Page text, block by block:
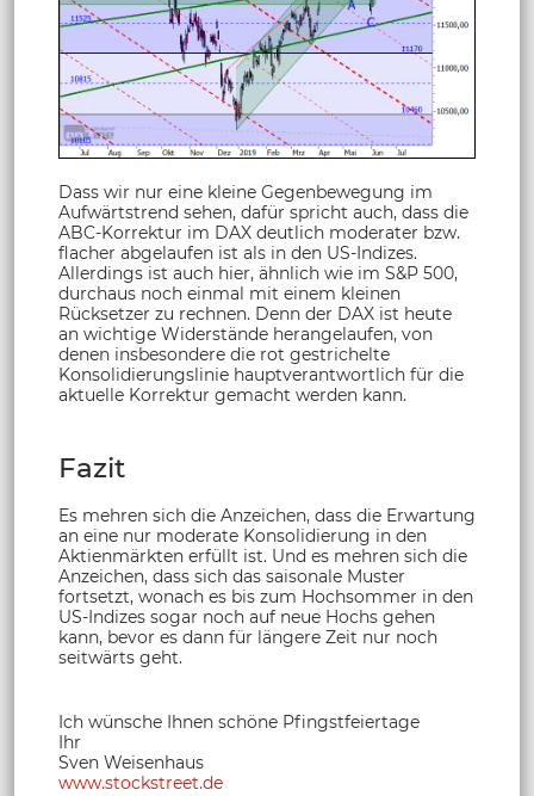
Dass wir nur eine kleine Gegenbewegung im
Aufwärtstrend sehen, dafür spricht auch, dass die
ABC-Korrektur im DAX deutlich moderater bzw.
flacher abgelaufen ist als in den US-Indizes.
Allerdings ist auch hier, ähnlich wie im S&P 500,
durchaus noch einmal mit einem kleinen
Rücksetzer zu rechnen. Denn der DAX ist heute
an wichtige Widerstände herangelaufen, von
denen insbesondere die rot gestrichelte
Konsolidierungslinie hauptverantwortlich für die
aktuelle Korrektur gemacht werden kann.
Fazit
Es mehren sich die Anzeichen, dass die Erwartung
an eine nur moderate Konsolidierung in den
Aktienmärkten erfüllt ist. Und es mehren sich die
Anzeichen, dass sich das saisonale Muster
fortsetzt, wonach es bis zum Hochsommer in den
US-Indizes sogar noch auf neue Hochs gehen
kann, bevor es dann für längere Zeit nur noch
seitwärts geht.
Ich wünsche Ihnen schöne Pfingstfeiertage
Ihr
Sven Weisenhaus
www.stockstreet.de